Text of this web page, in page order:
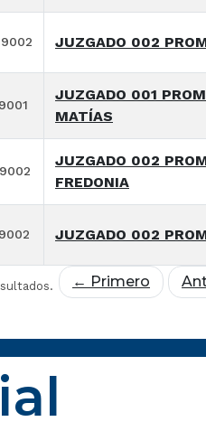
JUZGADO 002
JUZGADO 001
MATÍAS
JUZGADO 002
FREDONIA
JUZGADO 002
← Primero